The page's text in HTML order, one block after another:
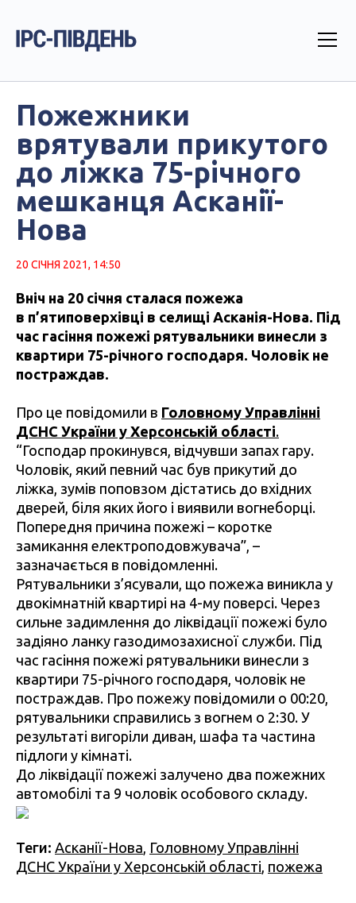
Пожежники
врятували прикутого
до ліжка 75-річного
мешканця Асканії-
Нова
20 СІЧНЯ 2021, 14:50
Вніч на 20 січня сталася пожежа
в п’ятиповерхівці в селищі Асканія-Нова. Під
час гасіння пожежі рятувальники винесли з
квартири 75-річного господаря. Чоловік не
постраждав.
Про це повідомили в Головному Управлінні
ДСНС України у Херсонській області.
“Господар прокинувся, відчувши запах гару.
Чоловік, який певний час був прикутий до
ліжка, зумів поповзом дістатись до вхідних
дверей, біля яких його і виявили вогнеборці.
Попередня причина пожежі – коротке
замикання електроподовжувача”, –
зазначається в повідомленні.
Рятувальники з’ясували, що пожежа виникла у
двокімнатній квартирі на 4-му поверсі. Через
сильне задимлення до ліквідації пожежі було
задіяно ланку газодимозахисної служби. Під
час гасіння пожежі рятувальники винесли з
квартири 75-річного господаря, чоловік не
постраждав. Про пожежу повідомили о 00:20,
рятувальники справились з вогнем о 2:30. У
результаті вигоріли диван, шафа та частина
підлоги у кімнаті.
До ліквідації пожежі залучено два пожежних
автомобілі та 9 чоловік особового складу.
Теги: Асканії-Нова, Головному Управлінні
ДСНС України у Херсонській області, пожежа